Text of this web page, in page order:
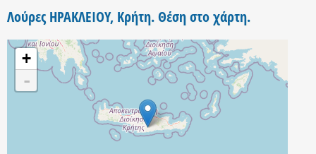
Λούρες ΗΡΑΚΛΕΙΟΥ, Κρήτη. Θέση στο χάρτη.
+
-